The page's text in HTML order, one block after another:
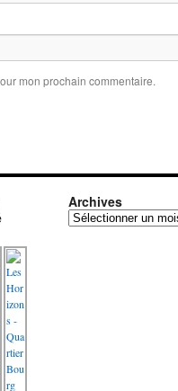
mon prochain commentaire.
Archives
Archives